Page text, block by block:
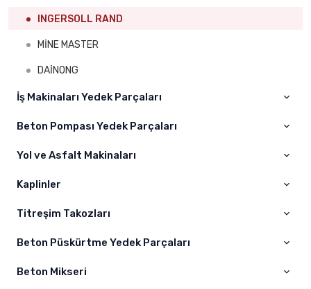
INGERSOLL RAND
MİNE MASTER
DAİNONG
İş Makinaları Yedek Parçaları
Cat
Komatsu
Volvo
Beton Pompası Yedek Parçaları
CIFA
ELBA
SCHWİNG
Yol ve Asfalt Makinaları
WOGOLE
BOMAG
DYNAPAC
Kaplinler
A – AS Kaplin
Kaplin
Titreşim Takozları
Titreşim Takoz
Beton Püskürtme Yedek Parçaları
Kelepçeler
Beton Mikseri